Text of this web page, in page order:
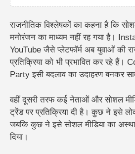
राजनीतिक विश्लेषकों का कहना है कि
मनोरंजन का माध्यम नहीं रह गया है।
YouTube जैसे प्लेटफॉर्म अब युवाओं की
प्रतिक्रिया को भी प्रभावित कर रहे हैं।
Party इसी बदलाव का उदाहरण बनकर
वहीं दूसरी तरफ कई नेताओं और सोशल
ट्रेंड पर प्रतिक्रिया दी है। कुछ ने इसे
जबकि कुछ ने इसे सोशल मीडिया का
दिया।